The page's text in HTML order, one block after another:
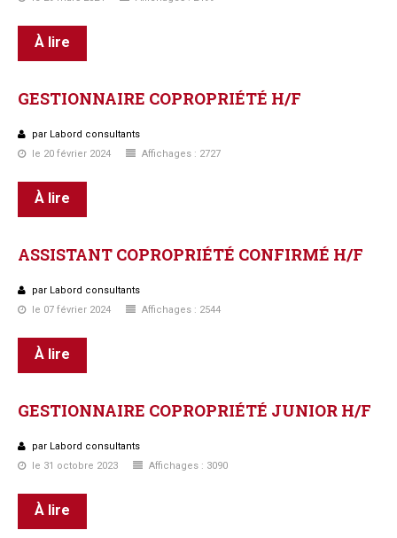
À lire
GESTIONNAIRE COPROPRIÉTÉ H/F
par Labord consultants
le 20 février 2024
Affichages : 2727
À lire
ASSISTANT COPROPRIÉTÉ CONFIRMÉ H/F
par Labord consultants
le 07 février 2024
Affichages : 2544
À lire
GESTIONNAIRE COPROPRIÉTÉ JUNIOR H/F
par Labord consultants
le 31 octobre 2023
Affichages : 3090
À lire